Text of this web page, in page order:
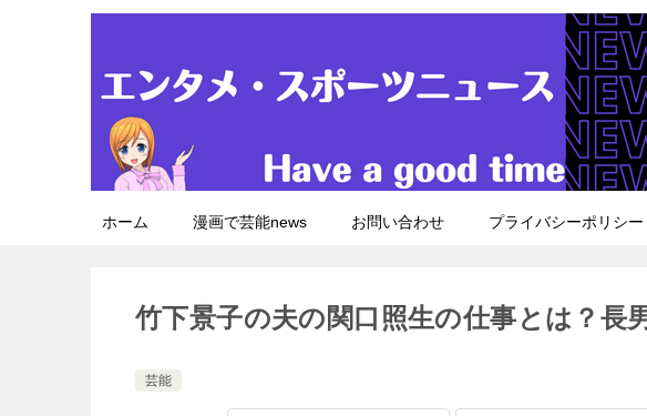
ホーム 漫画で芸能news お問い合わせ プライバシーポリシー
竹下景子の夫の関口照生の仕事とは？長
芸能